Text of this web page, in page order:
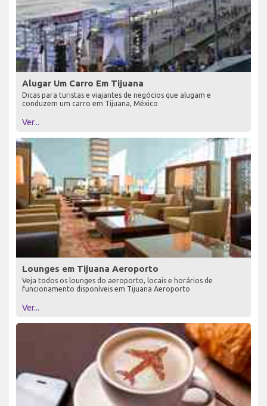
Alugar Um Carro Em Tijuana
Dicas para turistas e viajantes de negócios que alugam e
conduzem um carro em Tijuana, México
Ver...
Lounges em Tijuana Aeroporto
Veja todos os lounges do aeroporto, locais e horários de
funcionamento disponíveis em Tijuana Aeroporto
Ver...